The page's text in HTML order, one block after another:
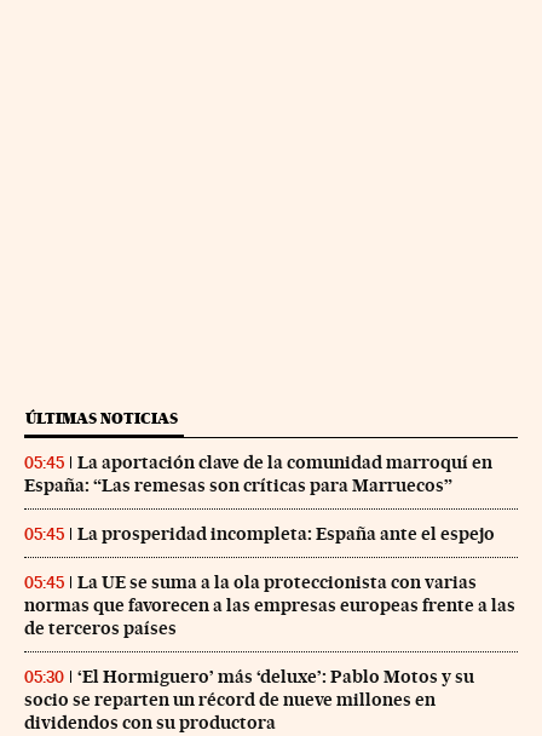
ÚLTIMAS NOTICIAS
05:45
La aportación clave de la comunidad marroquí en
España: “Las remesas son críticas para Marruecos”
05:45 La prosperidad incompleta: España ante el espejo
05:45
La UE se suma a la ola proteccionista con varias
normas que favorecen a las empresas europeas frente a las
de terceros países
05:30
‘El Hormiguero’ más ‘deluxe’: Pablo Motos y su
socio se reparten un récord de nueve millones en
dividendos con su productora